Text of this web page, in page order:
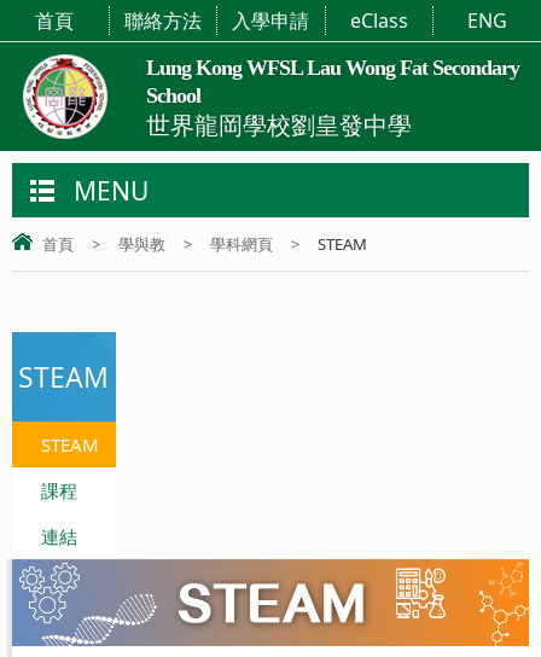
Lung Kong WFSL Lau Wong Fat Secondary
School
世界龍岡學校劉皇發中學
首頁 聯絡方法 入學申請 eClass ENG
MENU
首頁 > 學與教 > 學科網頁 > STEAM
STEAM
STEAM
課程
連結